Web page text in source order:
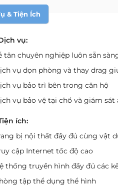
& Tiện Ích
vụ:
tân chuyên nghiệp luôn sẵn
vụ dọn phòng và thay drag
vụ bảo trì bên trong căn hộ
vụ bảo vệ tại chổ và giám sát
ích:
bị nội thất đầy đủ cùng vật
cập Internet tốc độ cao
thống truyền hình đầy đủ các
tập thể dụng thể hình